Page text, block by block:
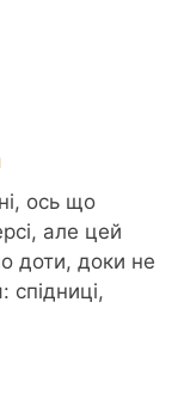
ось що
але цей
доти, доки не
спідниці,